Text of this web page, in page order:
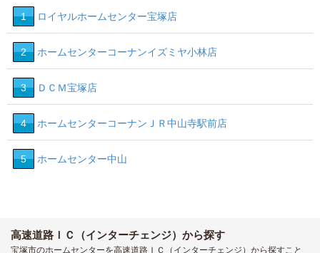
1 ロイヤルホームセンター宝塚店
2 ホームセンターコーナンイズミヤ小林店
3 ＤＣＭ宝塚店
4 ホームセンターコーナンＪＲ中山寺駅前店
5 ホームセンター中山
高速道路ＩＣ（インターチェンジ）から探す
宝塚市のホームセンターを高速道路ＩＣ（インターチェンジ）から探すこと